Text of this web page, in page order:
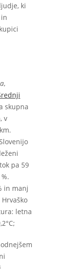
ki
,
skupna
v
pa 59
in manj
letna